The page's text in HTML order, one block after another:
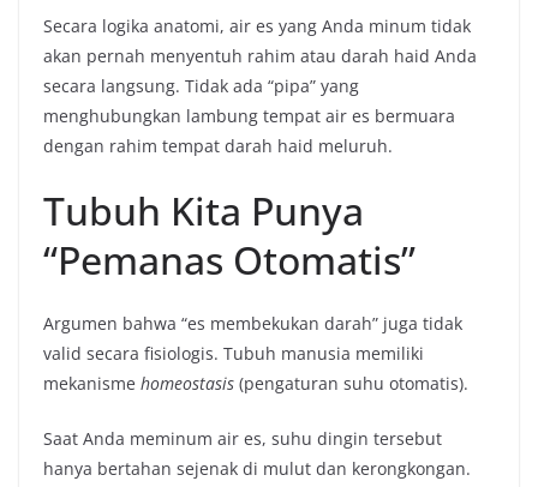
Secara logika anatomi, air es yang Anda minum tidak
akan pernah menyentuh rahim atau darah haid Anda
secara langsung. Tidak ada “pipa” yang
menghubungkan lambung tempat air es bermuara
dengan rahim tempat darah haid meluruh.
Tubuh Kita Punya
“Pemanas Otomatis”
Argumen bahwa “es membekukan darah” juga tidak
valid secara fisiologis. Tubuh manusia memiliki
mekanisme homeostasis (pengaturan suhu otomatis).
Saat Anda meminum air es, suhu dingin tersebut
hanya bertahan sejenak di mulut dan kerongkongan.